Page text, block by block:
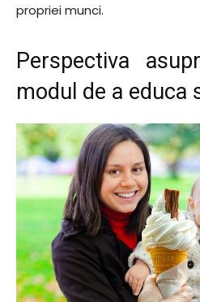
propriei munci.
Perspectiva
modul de a educa